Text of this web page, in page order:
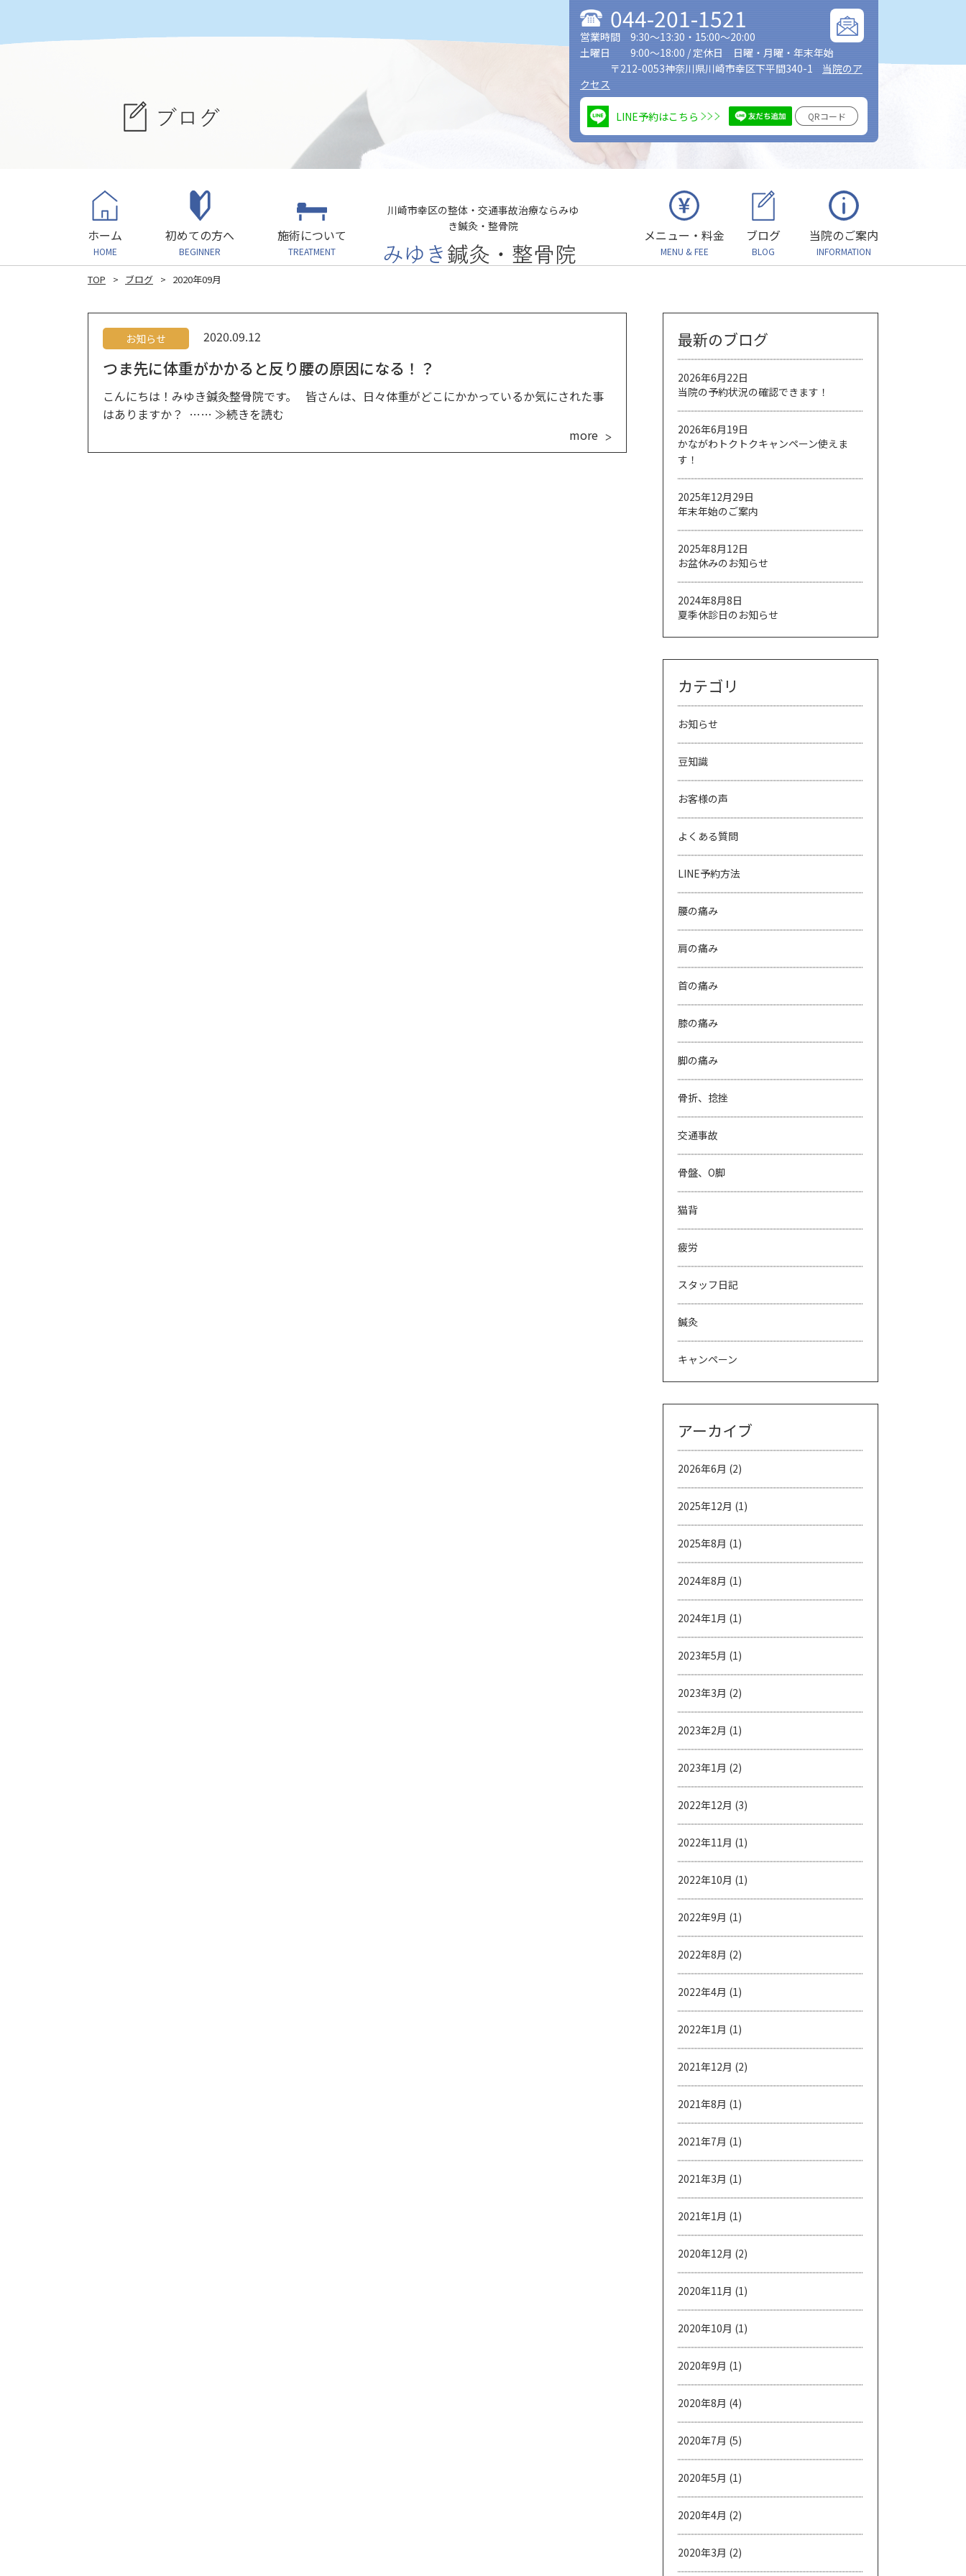
044-201-1521
営業時間 9:30～13:30・15:00～20:00
土曜日 9:00～18:00 / 定休日 日曜・月曜・年末年始
〒212-0053神奈川県川崎市幸区下平間340-1
当院のア
クセス
LINE予約はこちら QRコード
川崎市幸区の整体・交通事故治療ならみゆ
き鍼灸・整骨院
ホーム
HOME
初めての方へ
BEGINNER
施術について
TREATMENT
メニュー・料金
MENU & FEE
ブログ
BLOG
当院のご案内
INFORMATION
TOP ブログ 2020年09月
お知らせ 2020.09.12
つま先に体重がかかると反り腰の原因になる！？
こんにちは！みゆき鍼灸整骨院です。 皆さんは、日々体重がどこにかかっているか気にされた事
はありますか？ …… ≫続きを読む
more
最新のブログ
当院の予約状況の確認できます！
2026年6月22日
かながわトクトクキャンペーン使えま
す！
2026年6月19日
年末年始のご案内
2025年12月29日
お盆休みのお知らせ
2025年8月12日
夏季休診日のお知らせ
2024年8月8日
カテゴリ
お知らせ
豆知識
お客様の声
よくある質問
LINE予約方法
腰の痛み
肩の痛み
首の痛み
膝の痛み
脚の痛み
骨折、捻挫
交通事故
骨盤、O脚
猫背
疲労
スタッフ日記
鍼灸
キャンペーン
アーカイブ
2026年6月 (2)
2025年12月 (1)
2025年8月 (1)
2024年8月 (1)
2024年1月 (1)
2023年5月 (1)
2023年3月 (2)
2023年2月 (1)
2023年1月 (2)
2022年12月 (3)
2022年11月 (1)
2022年10月 (1)
2022年9月 (1)
2022年8月 (2)
2022年4月 (1)
2022年1月 (1)
2021年12月 (2)
2021年8月 (1)
2021年7月 (1)
2021年3月 (1)
2021年1月 (1)
2020年12月 (2)
2020年11月 (1)
2020年10月 (1)
2020年9月 (1)
2020年8月 (4)
2020年7月 (5)
2020年5月 (1)
2020年4月 (2)
2020年3月 (2)